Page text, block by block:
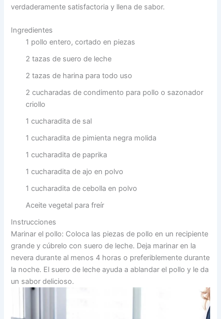
verdaderamente satisfactoria y llena de sabor.
Ingredientes
1 pollo entero, cortado en piezas
2 tazas de suero de leche
2 tazas de harina para todo uso
2 cucharadas de condimento para pollo o sazonador
criollo
1 cucharadita de sal
1 cucharadita de pimienta negra molida
1 cucharadita de paprika
1 cucharadita de ajo en polvo
1 cucharadita de cebolla en polvo
Aceite vegetal para freír
Instrucciones
Marinar el pollo: Coloca las piezas de pollo en un recipiente
grande y cúbrelo con suero de leche. Deja marinar en la
nevera durante al menos 4 horas o preferiblemente durante
la noche. El suero de leche ayuda a ablandar el pollo y le da
un sabor delicioso.